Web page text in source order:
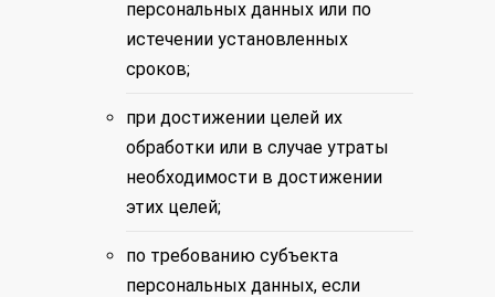
персональных данных или по
истечении установленных
сроков;
при достижении целей их
обработки или в случае утраты
необходимости в достижении
этих целей;
по требованию субъекта
персональных данных, если